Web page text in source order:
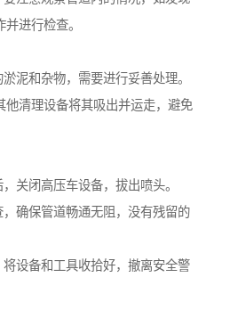
进行检查。
泥和杂物，需要进行妥善处理。
他清理设备将其吸出并运走，避免
关闭高压车设备，拔出喷头。
确保管道畅通无阻，没有残留的
设备和工具收拾好，撤离安全警